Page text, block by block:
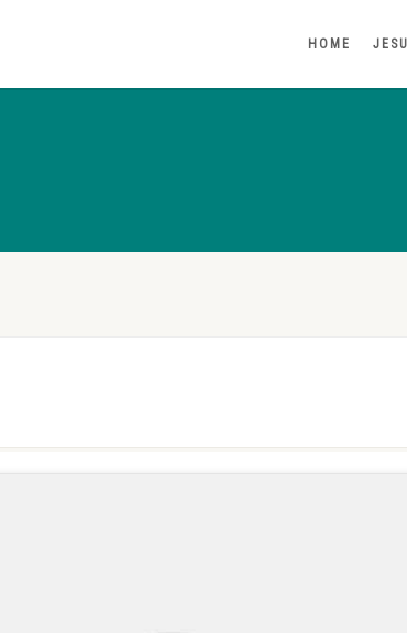
HOME